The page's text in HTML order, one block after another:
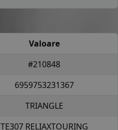
Valoare
#210848
6959753231367
TRIANGLE
TE307 RELIAXTOURING